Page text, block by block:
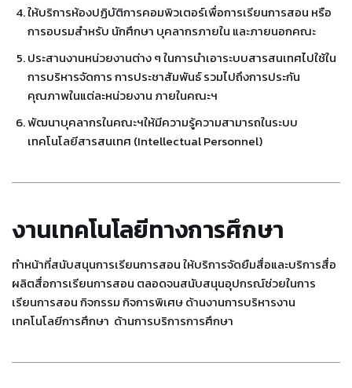
ให้บริการห้องปฏิบัติการคอมพิวเตอร์เพื่อการเรียนการสอน หรือ
การอบรมสำหรับ นักศึกษา บุคลากรภายใน และภายนอกคณะ
ประสานงานหน่วยงานต่าง ๆ ในการนำเอาระบบสารสนเทศไปใช้ใน
การบริหารจัดการ การประชาสัมพันธ์ รวมไปถึงการประกัน
คุณภาพในแต่ละหน่วยงาน ภายในคณะฯ
พัฒนาบุคลากรในคณะฯให้มีความรู้ความสามารถในระบบ
เทคโนโลยีสารสนเทศ (Intellectual Personnel)
งานเทคโนโลยีทางการศึกษา
ทำหน้าที่สนับสนุนการเรียนการสอน ให้บริการจัดยืมสื่อและบริการสื่อ
ผลิตสื่อการเรียนการสอน ตลอดจนสนับสนุนอุปกรณ์ช่วยในการ
เรียนการสอน กิจกรรม กิจการพิเศษ ด้านงานการบริหารงาน
เทคโนโลยีการศึกษา ด้านการบริการการศึกษา